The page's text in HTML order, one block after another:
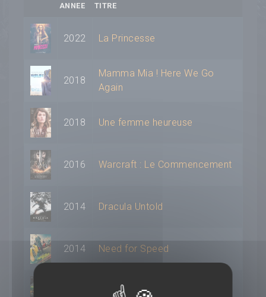
ANNEE TITRE
2022 La Princesse
2018
Mamma Mia ! Here We Go
Again
2018 Une femme heureuse
2016 Warcraft : Le Commencement
2014 Dracula Untold
2014 Need for Speed
Dead Man Down